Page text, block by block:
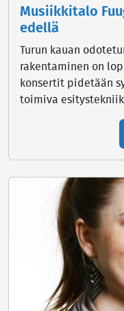
Musiikkitalo
edellä
Turun kauan
rakentaminen on
konsertit pidetään
toimiva